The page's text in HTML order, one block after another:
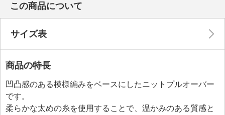
この商品について
サイズ表
商品の特長
凹凸感のある模様編みをベースにしたニットプルオーバー
です。
柔らかな太めの糸を使用することで、温かみのある質感と